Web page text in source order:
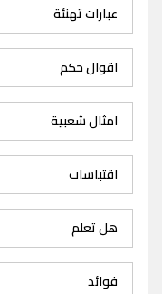
عبارات تهنئة
اقوال حكم
امثال شعبية
اقتباسات
هل تعلم
فوائد